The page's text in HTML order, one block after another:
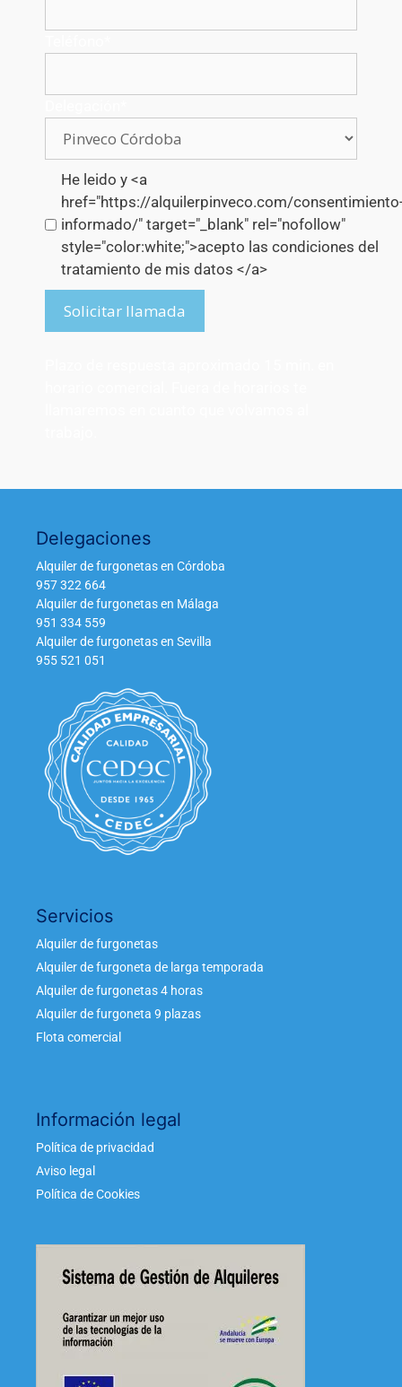
He leido y <a
href="https://alquilerpinveco.com/
informado/" target="_blank" rel="nofollow"
style="color:white;">acepto las condiciones del
tratamiento de mis datos </a>
Solicitar llamada
Delegaciones
Alquiler de furgonetas en Córdoba
957 322 664
Alquiler de furgonetas en Málaga
951 334 559
Alquiler de furgonetas en Sevilla
955 521 051
Servicios
Alquiler de furgonetas
Alquiler de furgoneta de larga temporada
Alquiler de furgonetas 4 horas
Alquiler de furgoneta 9 plazas
Flota comercial
Información legal
Política de privacidad
Aviso legal
Política de Cookies